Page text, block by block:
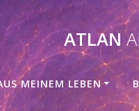
ATLAN
MEINEM LEBEN